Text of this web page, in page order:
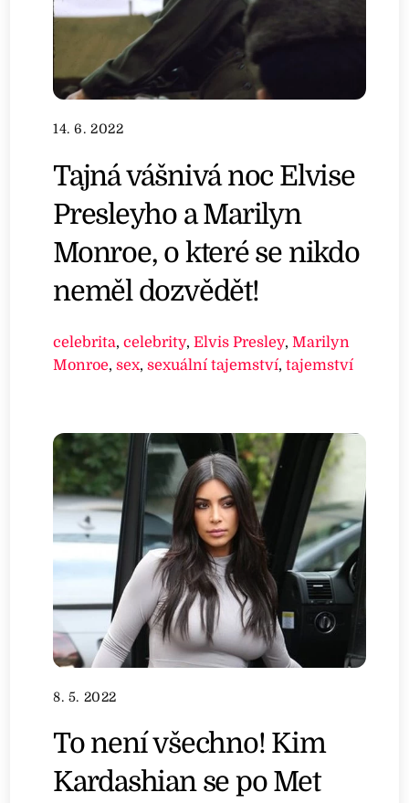
14. 6. 2022
Tajná vášnivá noc Elvise
Presleyho a Marilyn
Monroe, o které se nikdo
neměl dozvědět!
celebrita,celebrity,Elvis Presley,Marilyn
Monroe,sex,sexuální tajemství,tajemství
8. 5. 2022
To není všechno! Kim
Kardashian se po Met